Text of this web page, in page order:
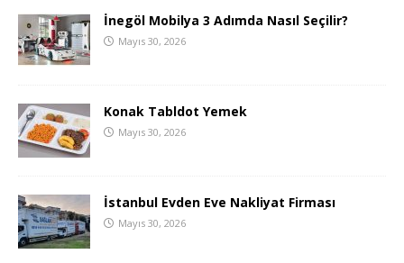
İnegöl Mobilya 3 Adımda Nasıl Seçilir?
Mayıs 30, 2026
Konak Tabldot Yemek
Mayıs 30, 2026
İstanbul Evden Eve Nakliyat Firması
Mayıs 30, 2026